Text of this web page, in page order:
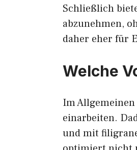
Schließlich
abzunehmen,
daher eher für
Welche
Im
einarbeiten.
und mit